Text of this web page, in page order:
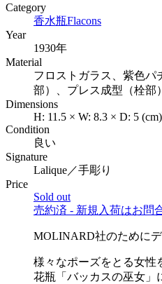
Category
香水瓶Flacons
Year
1930年
Material
フロストガラス、紫色パ
部）、プレス成型（栓部）
Dimensions
H: 11.5 × W: 8.3 × D: 5 (cm)
Condition
良い
Signature
Lalique／手彫り
Price
Sold out
売約済 - 新規入荷はお問
MOLINARD社のために
様々なポーズをとる女性
花瓶「バッカスの巫女」